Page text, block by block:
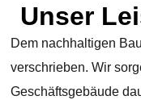
Unser
Dem nachhaltigen
verschrieben. Wir
Geschäftsgebäude